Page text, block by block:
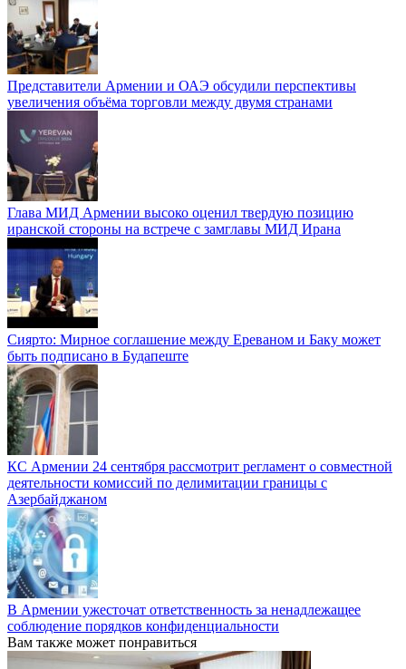
Представители Армении и ОАЭ обсудили перспективы
увеличения объёма торговли между двумя странами
Глава МИД Армении высоко оценил твердую позицию
иранской стороны на встрече с замглавы МИД Ирана
Сиярто: Мирное соглашение между Ереваном и Баку может
быть подписано в Будапеште
КС Армении 24 сентября рассмотрит регламент о совместной
деятельности комиссий по делимитации границы с
Азербайджаном
В Армении ужесточат ответственность за ненадлежащее
соблюдение порядков конфиденциальности
Вам также может понравиться